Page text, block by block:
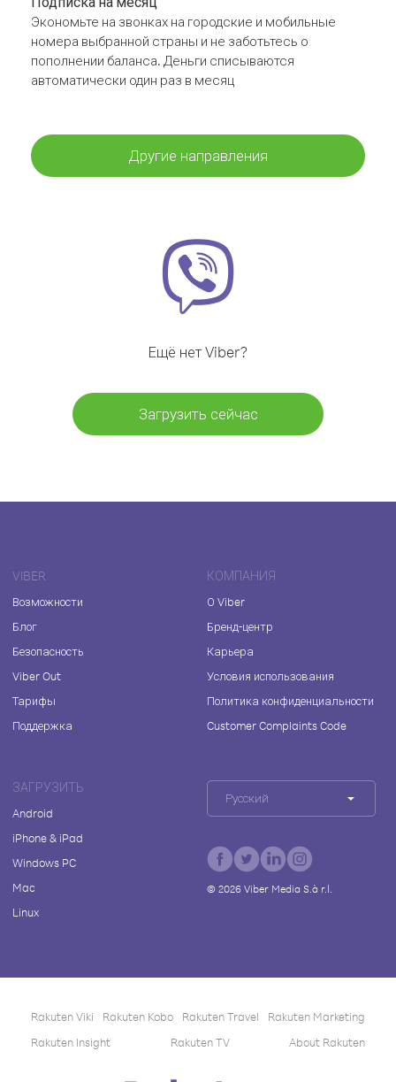
Экономьте на звонках на городские и мобильные
номера выбранной страны и не заботьтесь о
пополнении баланса. Деньги списываются
автоматически один раз в месяц
Другие направления
Ещё нет Viber?
Загрузить сейчас
VIBER
Возможности
Блог
Безопасность
Viber Out
Тарифы
Поддержка
КОМПАНИЯ
О Viber
Бренд-центр
Карьера
Условия использования
Политика конфиденциальности
Customer Complaints Code
ЗАГРУЗИТЬ
Android
iPhone & iPad
Windows PC
Mac
Linux
Русский
© 2026Viber Media S.à r.l.
Rakuten Viki Rakuten Kobo Rakuten Travel
Rakuten Marketing
Rakuten Insight
Rakuten TV About Rakuten